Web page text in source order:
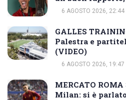
6 AGOSTO 2026, 22:44
GALLES
Palestra e
(VIDEO)
6 AGOSTO 2026, 19:47
MERCATO
Milan: si è